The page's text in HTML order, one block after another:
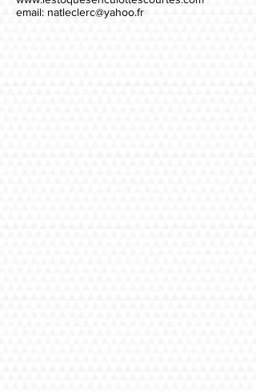
email: natleclerc@yahoo.fr